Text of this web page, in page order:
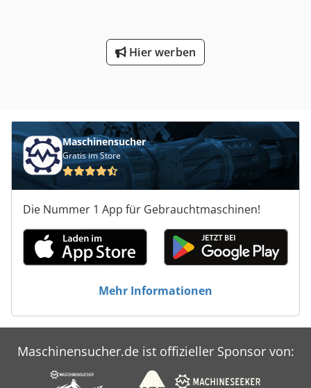
Hier werben
Maschinensucher
Gratis im Store
Die Nummer 1 App für Gebrauchtmaschinen!
Mehr Informationen
Maschinensucher.de ist offizieller Sponsor von: